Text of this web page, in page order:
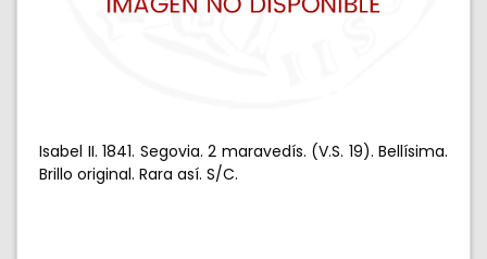
Isabel II. 1841. Segovia. 2 maravedís. (V.S. 19). Bellísima.
Brillo original. Rara así. S/C.